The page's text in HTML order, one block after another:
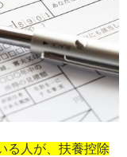
る人が、扶養控除